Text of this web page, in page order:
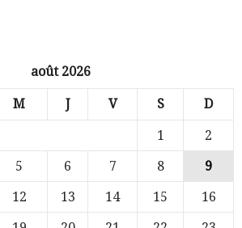
août 2026
M J V S D
1
2
5 6 7 8
9
12 13 14 15
16